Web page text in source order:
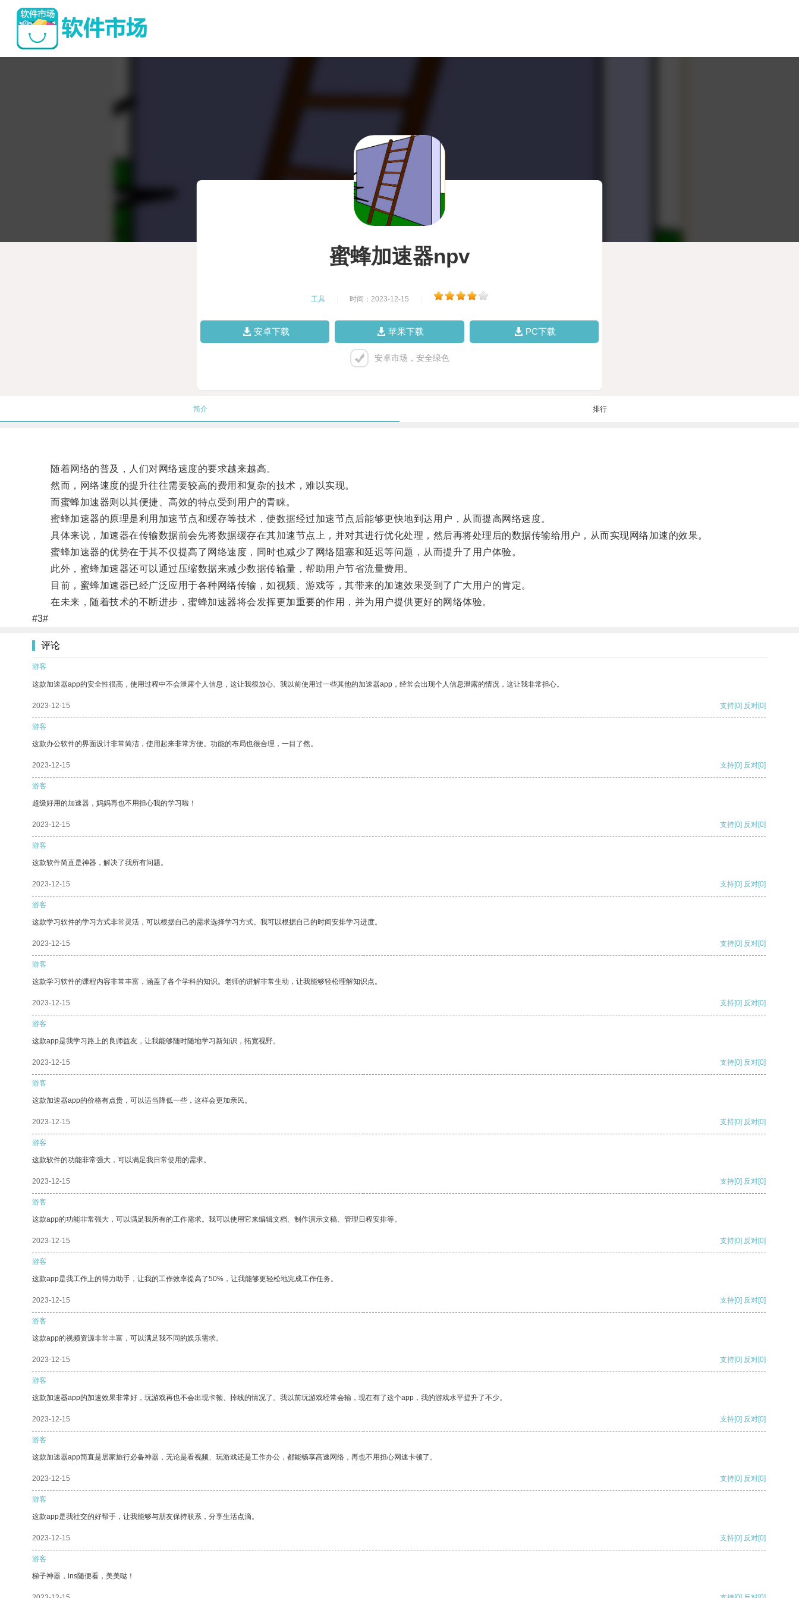
蜜蜂加速器npv
工具 时间：2023-12-15
安卓下载 苹果下载 PC下载
安卓市场，安全绿色
简介 排行
随着网络的普及，人们对网络速度的要求越来越高。
然而，网络速度的提升往往需要较高的费用和复杂的技术，难以实现。
而蜜蜂加速器则以其便捷、高效的特点受到用户的青睐。
蜜蜂加速器的原理是利用加速节点和缓存等技术，使数据经过加速节点后能够更快地到达用户，从而提高网络速度。
具体来说，加速器在传输数据前会先将数据缓存在其加速节点上，并对其进行优化处理，然后再将处理后的数据传输给用户，从而实现网络加速的效果。
蜜蜂加速器的优势在于其不仅提高了网络速度，同时也减少了网络阻塞和延迟等问题，从而提升了用户体验。
此外，蜜蜂加速器还可以通过压缩数据来减少数据传输量，帮助用户节省流量费用。
目前，蜜蜂加速器已经广泛应用于各种网络传输，如视频、游戏等，其带来的加速效果受到了广大用户的肯定。
在未来，随着技术的不断进步，蜜蜂加速器将会发挥更加重要的作用，并为用户提供更好的网络体验。
#3#
评论
游客
这款加速器app的安全性很高，使用过程中不会泄露个人信息，这让我很放心。我以前使用过一些其他的加速器app，经常会出现个人信息泄露的情况，这让我非常担心。
2023-12-15 支持[0] 反对[0]
游客
这款办公软件的界面设计非常简洁，使用起来非常方便。功能的布局也很合理，一目了然。
2023-12-15 支持[0] 反对[0]
游客
超级好用的加速器，妈妈再也不用担心我的学习啦！
2023-12-15 支持[0] 反对[0]
游客
这款软件简直是神器，解决了我所有问题。
2023-12-15 支持[0] 反对[0]
游客
这款学习软件的学习方式非常灵活，可以根据自己的需求选择学习方式。我可以根据自己的时间安排学习进度。
2023-12-15 支持[0] 反对[0]
游客
这款学习软件的课程内容非常丰富，涵盖了各个学科的知识。老师的讲解非常生动，让我能够轻松理解知识点。
2023-12-15 支持[0] 反对[0]
游客
这款app是我学习路上的良师益友，让我能够随时随地学习新知识，拓宽视野。
2023-12-15 支持[0] 反对[0]
游客
这款加速器app的价格有点贵，可以适当降低一些，这样会更加亲民。
2023-12-15 支持[0] 反对[0]
游客
这款软件的功能非常强大，可以满足我日常使用的需求。
2023-12-15 支持[0] 反对[0]
游客
这款app的功能非常强大，可以满足我所有的工作需求。我可以使用它来编辑文档、制作演示文稿、管理日程安排等。
2023-12-15 支持[0] 反对[0]
游客
这款app是我工作上的得力助手，让我的工作效率提高了50%，让我能够更轻松地完成工作任务。
2023-12-15 支持[0] 反对[0]
游客
这款app的视频资源非常丰富，可以满足我不同的娱乐需求。
2023-12-15 支持[0] 反对[0]
游客
这款加速器app的加速效果非常好，玩游戏再也不会出现卡顿、掉线的情况了。我以前玩游戏经常会输，现在有了这个app，我的游戏水平提升了不少。
2023-12-15 支持[0] 反对[0]
游客
这款加速器app简直是居家旅行必备神器，无论是看视频、玩游戏还是工作办公，都能畅享高速网络，再也不用担心网速卡顿了。
2023-12-15 支持[0] 反对[0]
游客
这款app是我社交的好帮手，让我能够与朋友保持联系，分享生活点滴。
2023-12-15 支持[0] 反对[0]
游客
梯子神器，ins随便看，美美哒！